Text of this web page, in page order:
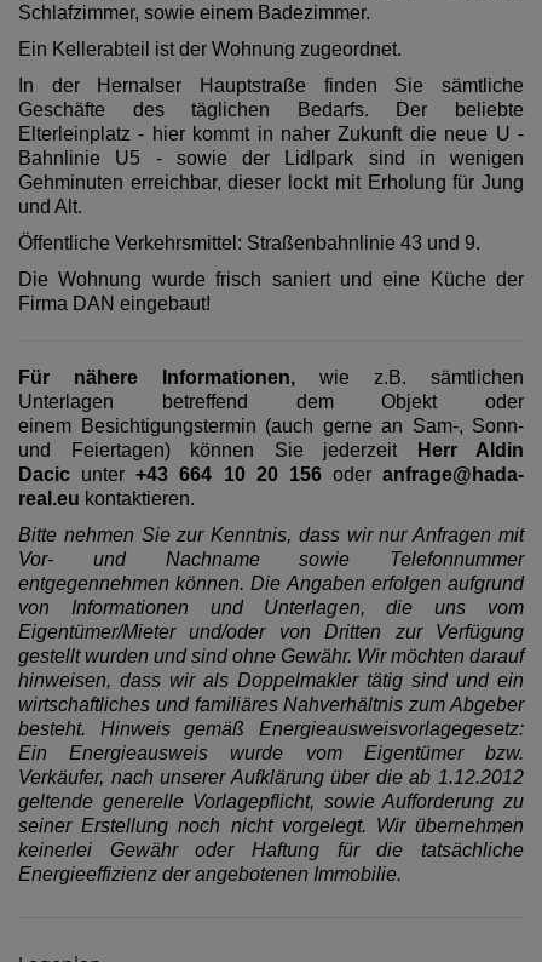
Schlafzimmer, sowie einem Badezimmer.
Ein Kellerabteil ist der Wohnung zugeordnet.
In der Hernalser Hauptstraße finden Sie sämtliche
Geschäfte des täglichen Bedarfs. Der beliebte
Elterleinplatz - hier kommt in naher Zukunft die neue U -
Bahnlinie U5 - sowie der Lidlpark sind in wenigen
Gehminuten erreichbar, dieser lockt mit Erholung für Jung
und Alt.
Öffentliche Verkehrsmittel: Straßenbahnlinie 43 und 9.
Die Wohnung wurde frisch saniert und eine Küche der
Firma DAN eingebaut!
Für nähere Informationen, wie z.B. sämtlichen
Unterlagen betreffend dem Objekt oder
einem Besichtigungstermin (auch gerne an Sam-, Sonn-
und Feiertagen) können Sie jederzeit
Herr Aldin
Dacic unter +43 664 10 20 156 oder anfrage@hada-
real.eu kontaktieren.
Bitte nehmen Sie zur Kenntnis, dass wir nur Anfragen mit
Vor- und Nachname sowie Telefonnummer
entgegennehmen können. Die Angaben erfolgen aufgrund
von Informationen und Unterlagen, die uns vom
Eigentümer/Mieter und/oder von Dritten zur Verfügung
gestellt wurden und sind ohne Gewähr. Wir möchten darauf
hinweisen, dass wir als Doppelmakler tätig sind und ein
wirtschaftliches und familiäres Nahverhältnis zum Abgeber
besteht. Hinweis gemäß Energieausweisvorlagegesetz:
Ein Energieausweis wurde vom Eigentümer bzw.
Verkäufer, nach unserer Aufklärung über die ab 1.12.2012
geltende generelle Vorlagepflicht, sowie Aufforderung zu
seiner Erstellung noch nicht vorgelegt. Wir übernehmen
keinerlei Gewähr oder Haftung für die tatsächliche
Energieeffizienz der angebotenen Immobilie.